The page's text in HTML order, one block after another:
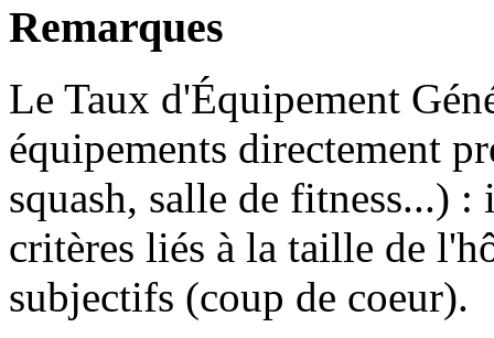
Remarques
Le Taux d'Équipement
équipements directement
squash, salle de fitness...)
critères liés à la taille de
subjectifs (coup de coeur).